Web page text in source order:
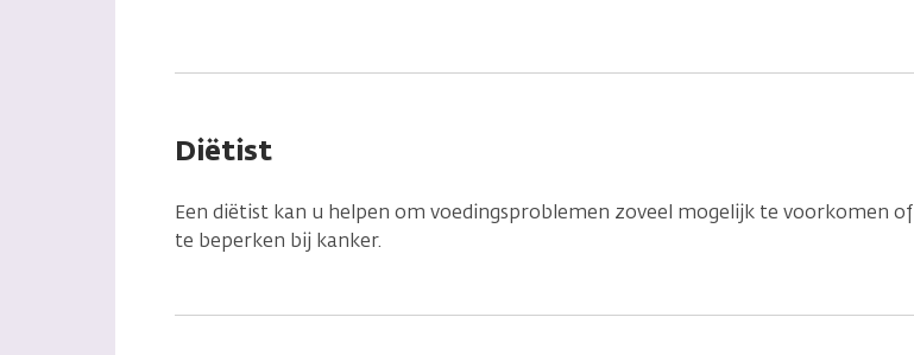
Diëtist
Een diëtist kan u helpen om voedingsproblemen zoveel mogelijk te voorkomen of
te beperken bij kanker.